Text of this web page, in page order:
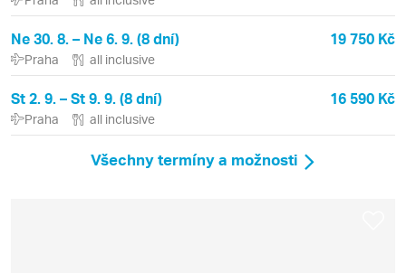
Ne 30. 8. – Ne 6. 9. (8 dní) 19 750 Kč
Praha all inclusive
St 2. 9. – St 9. 9. (8 dní) 16 590 Kč
Praha all inclusive
Všechny termíny a možnosti